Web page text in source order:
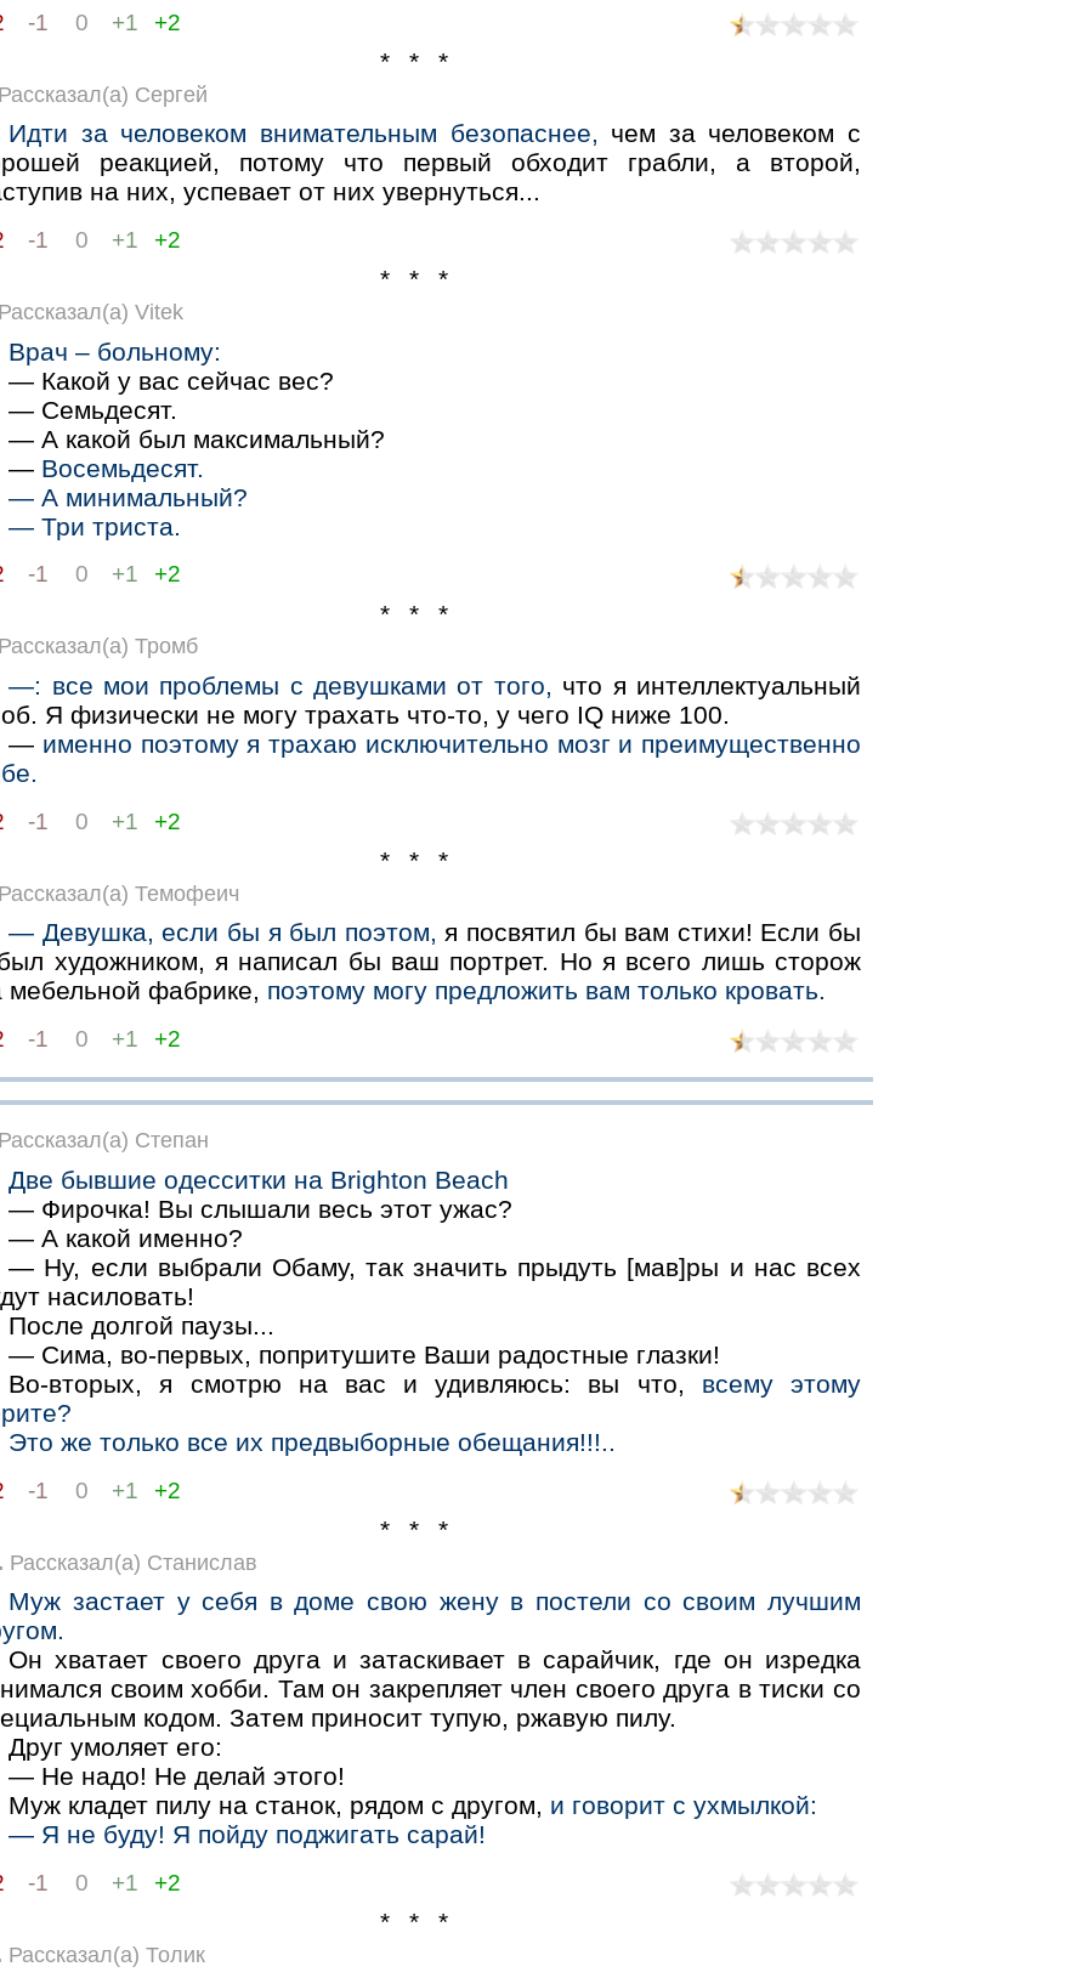
-1 0 +1 +2
* * *
Рассказал(а) Сергей
Идти за человеком внимательным безопаснее, чем за человеком с
реакцией, потому что первый обходит грабли, а второй,
на них, успевает от них увернуться...
-1 0 +1 +2
* * *
Рассказал(а) Vitek
Врач – больному:
— Какой у вас сейчас вес?
— Семьдесят.
— А какой был максимальный?
— Восемьдесят.
— А минимальный?
— Три триста.
-1 0 +1 +2
* * *
Рассказал(а) Тромб
—: все мои проблемы с девушками от того, что я интеллектуальный
Я физически не могу трахать что-то, у чего IQ ниже 100.
— именно поэтому я трахаю исключительно мозг и преимущественно
-1 0 +1 +2
* * *
Рассказал(а) Темофеич
— Девушка, если бы я был поэтом, я посвятил бы вам стихи! Если бы
художником, я написал бы ваш портрет. Но я всего лишь сторож
мебельной фабрике, поэтому могу предложить вам только кровать.
-1 0 +1 +2
Рассказал(а) Степан
Две бывшие одесситки на Вrightоn Веасh
— Фирочка! Вы слышали весь этот ужас?
— А какой именно?
— Ну, если выбрали Обаму, так значить прыдуть [мав]ры и нас всех
насиловать!
После долгой паузы...
— Сима, во-первых, попритушите Ваши радостные глазки!
Во-вторых, я смотрю на вас и удивляюсь: вы что, всему этому
Это же только все их предвыборные обещания!!!..
-1 0 +1 +2
* * *
Рассказал(а) Станислав
Муж застает у себя в доме свою жену в постели со своим лучшим
Он хватает своего друга и затаскивает в сарайчик, где он изредка
своим хобби. Там он закрепляет член своего друга в тиски со
кодом. Затем приносит тупую, ржавую пилу.
Друг умоляет его:
— Не надо! Не делай этого!
Муж кладет пилу на станок, рядом с другом, и говорит с ухмылкой:
— Я не буду! Я пойду поджигать сарай!
-1 0 +1 +2
* * *
Рассказал(а) Толик